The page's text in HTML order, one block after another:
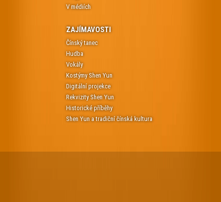
V médiích
ZAJÍMAVOSTI
Čínský tanec
Hudba
Vokály
Kostýmy Shen Yun
Digitální projekce
Rekvizity Shen Yun
Historické příběhy
Shen Yun a tradiční čínská kultura